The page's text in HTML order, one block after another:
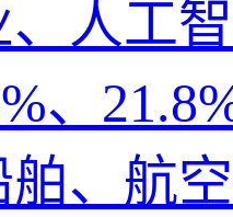
人工
、
、航